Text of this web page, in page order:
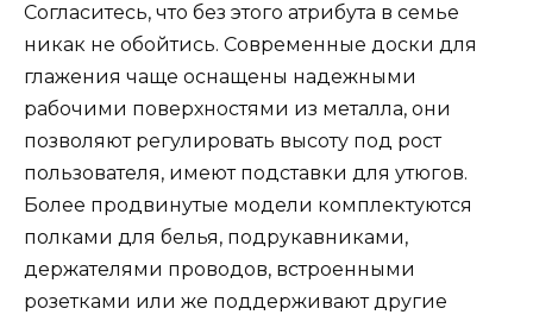
Согласитесь, что без этого атрибута в семье
никак не обойтись. Современные доски для
глажения чаще оснащены надежными
рабочими поверхностями из металла, они
позволяют регулировать высоту под рост
пользователя, имеют подставки для утюгов.
Более продвинутые модели комплектуются
полками для белья, подрукавниками,
держателями проводов, встроенными
розетками или же поддерживают другие